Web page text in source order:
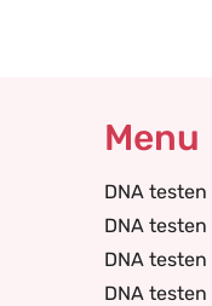
Menu
DNA
DNA
DNA
DNA